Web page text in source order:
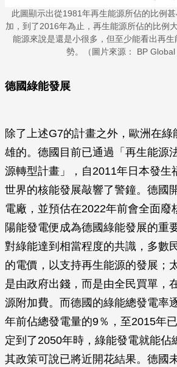
此圖顯示出從1981年再生能源所佔的比例
加，到了2016年為止，再生能源所佔的比例
能源來說是還是小很多，但至少能看出再
勢。（圖片來源： BP
德國綠能發展
除了上述G7的計畫之外，歐洲在
雄的。德國目前已通過「再生能源
源轉型計畫」，自2011年日本發生
世界的核能發展敲響了警鐘。德國
電廠，並預估在2022年前會全面廢
陽能發電便成為德國綠能發展的重
對綠能達到相當程度的共識，多數
的電價，以支持再生能源的發展；
是由政府出錢，而是由全民買單，
源附加費。而德國的綠能總發電率
年前佔總發電量的9％，至2015年
定到了2050年時，綠能發電就能佔
其政策可說已將近開花結果。德國